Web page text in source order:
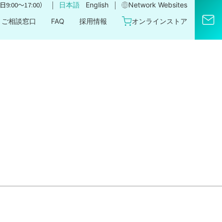
9:00〜17:00） ｜ 日本語 English ｜
Network Websites​
ご相談窓口
FAQ 採用情報 オンラインストア